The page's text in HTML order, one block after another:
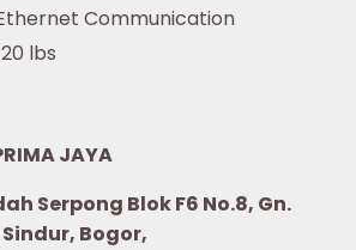
Communication
lbs
JAYA
Serpong Blok F6 No.8, Gn.
Sindur, Bogor,